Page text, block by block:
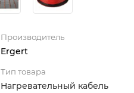
Производитель
Ergert
Тип товара
Нагревательный кабель